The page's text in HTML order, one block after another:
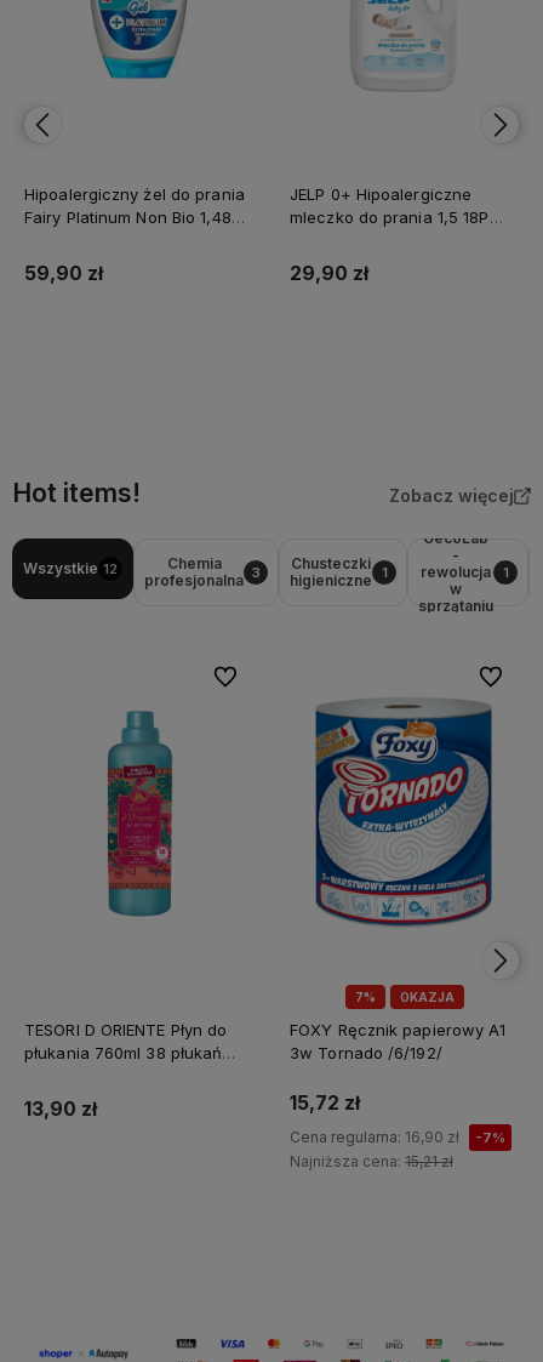
Hipoalergiczny żel do prania
Fairy Platinum Non Bio 1,485L
59,90 zł
JELP 0+ Hipoalergiczne
mleczko do prania 1,5 18P
29,90 zł
Hot items! Zobacz więcej
Wszystkie 12
Chemia
profesjonalna 3
Chusteczki
higieniczne
1
GecoLab
-
rewolucja
w
sprzątaniu
1
TESORI D ORIENTE Płyn do
płukania 760ml 38 płukań
13,90 zł
Do ulubionych
7% OKAZJA
FOXY Ręcznik papierowy A1
3w Tornado /6/192/
15,72 zł
Cena regularna: 16,90 zł -7%
Najniższa cena: 15,21 zł
Do